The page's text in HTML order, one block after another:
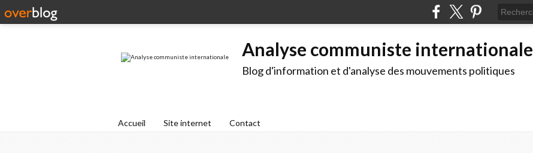
Analyse communiste internationale
Blog d'information et d'analyse des mouvements politiques
Accueil Site internet Contact